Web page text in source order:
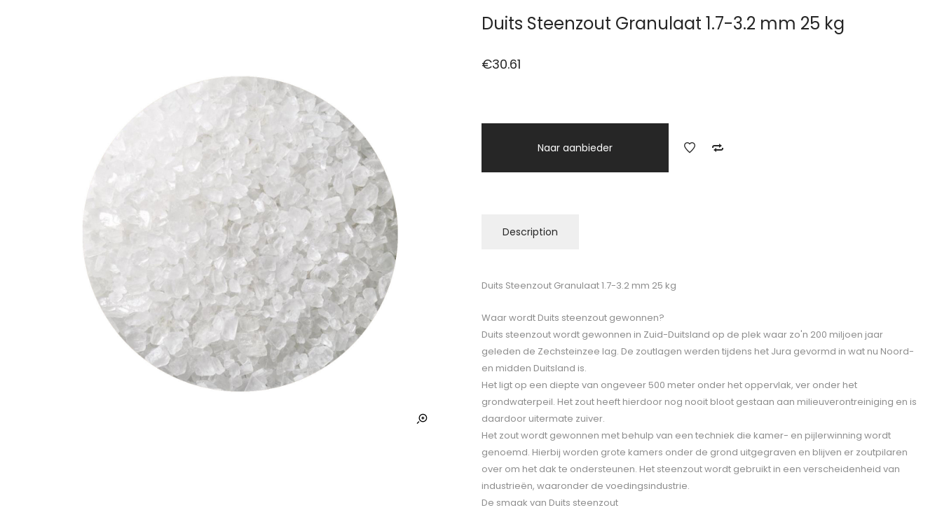
Duits Steenzout Granulaat 1.7-3.2 mm 25 kg
€30.61
Naar aanbieder
Description
Duits Steenzout Granulaat 1.7-3.2 mm 25 kg
Waar wordt Duits steenzout gewonnen?
Duits steenzout wordt gewonnen in Zuid-Duitsland op de plek waar zo'n 200 miljoen jaar
geleden de Zechsteinzee lag. De zoutlagen werden tijdens het Jura gevormd in wat nu Noord-
en midden Duitsland is.
Het ligt op een diepte van ongeveer 500 meter onder het oppervlak, ver onder het
grondwaterpeil. Het zout heeft hierdoor nog nooit bloot gestaan aan milieuverontreiniging en is
daardoor uitermate zuiver.
Het zout wordt gewonnen met behulp van een techniek die kamer- en pijlerwinning wordt
genoemd. Hierbij worden grote kamers onder de grond uitgegraven en blijven er zoutpilaren
over om het dak te ondersteunen. Het steenzout wordt gebruikt in een verscheidenheid van
industrieën, waaronder de voedingsindustrie.
De smaak van Duits steenzout